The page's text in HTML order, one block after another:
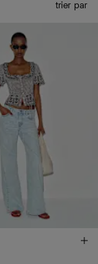
trier par